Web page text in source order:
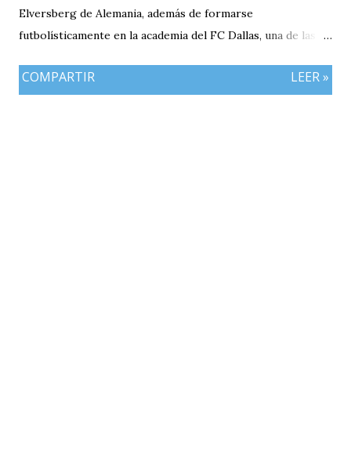
Elversberg de Alemania, además de formarse
futbolísticamente en la academia del FC Dallas, una de las
experiencia que marcó el inicio de su desarrollo como
COMPARTIR LEER »